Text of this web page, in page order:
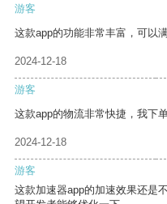
游客
这款app的功能非常丰富，可以
2024-12-18
游客
这款app的物流非常快捷，我下
2024-12-18
游客
这款加速器app的加速效果还是